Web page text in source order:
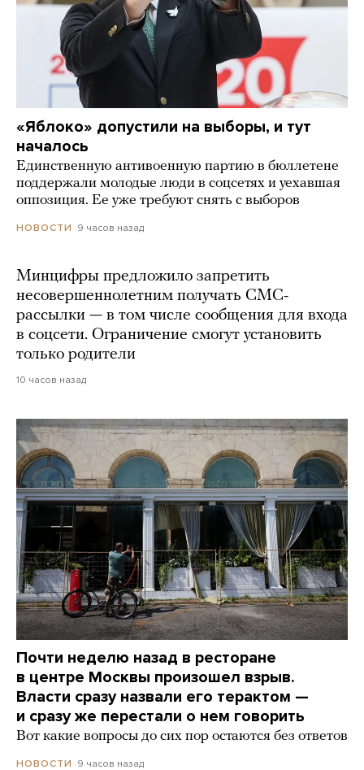
«Яблоко» допустили на выборы, и тут
началось
Единственную антивоенную партию в бюллетене
поддержали молодые люди в соцсетях и уехавшая
оппозиция. Ее уже требуют снять с выборов
НОВОСТИ 9 часов назад
Минцифры предложило запретить
несовершеннолетним получать СМС-
рассылки — в том числе сообщения для входа
в соцсети. Ограничение смогут установить
только родители
10 часов назад
Почти неделю назад в ресторане
в центре Москвы произошел взрыв.
Власти сразу назвали его терактом —
и сразу же перестали о нем говорить
Вот какие вопросы до сих пор остаются без ответов
НОВОСТИ 9 часов назад